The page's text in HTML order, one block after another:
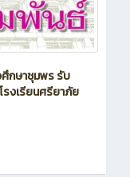
ศึกษาชุมพร รับ
รงเรียนศรียาภัย